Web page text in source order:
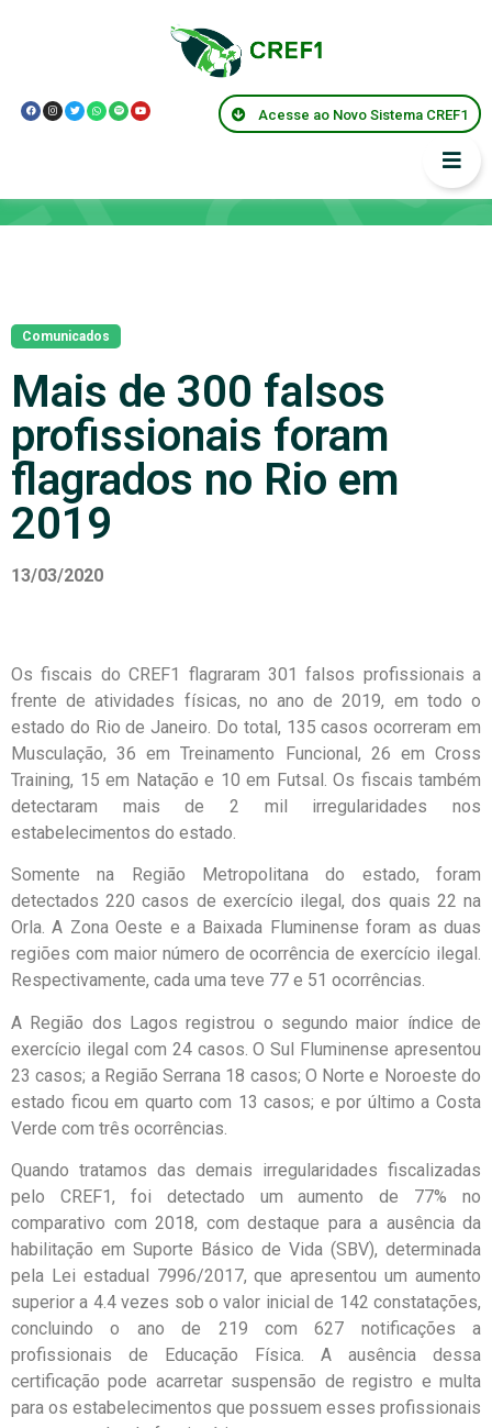
Acesse ao Novo Sistema CREF1
Comunicados
Mais de 300 falsos
profissionais foram
flagrados no Rio em
2019
13/03/2020
Os fiscais do CREF1 flagraram 301 falsos profissionais a
frente de atividades físicas, no ano de 2019, em todo o
estado do Rio de Janeiro. Do total, 135 casos ocorreram em
Musculação, 36 em Treinamento Funcional, 26 em Cross
Training, 15 em Natação e 10 em Futsal. Os fiscais também
detectaram mais de 2 mil irregularidades nos
estabelecimentos do estado.
Somente na Região Metropolitana do estado, foram
detectados 220 casos de exercício ilegal, dos quais 22 na
Orla. A Zona Oeste e a Baixada Fluminense foram as duas
regiões com maior número de ocorrência de exercício ilegal.
Respectivamente, cada uma teve 77 e 51 ocorrências.
A Região dos Lagos registrou o segundo maior índice de
exercício ilegal com 24 casos. O Sul Fluminense apresentou
23 casos; a Região Serrana 18 casos; O Norte e Noroeste do
estado ficou em quarto com 13 casos; e por último a Costa
Verde com três ocorrências.
Quando tratamos das demais irregularidades fiscalizadas
pelo CREF1, foi detectado um aumento de 77% no
comparativo com 2018, com destaque para a ausência da
habilitação em Suporte Básico de Vida (SBV), determinada
pela Lei estadual 7996/2017, que apresentou um aumento
superior a 4.4 vezes sob o valor inicial de 142 constatações,
concluindo o ano de 219 com 627 notificações a
profissionais de Educação Física. A ausência dessa
certificação pode acarretar suspensão de registro e multa
para os estabelecimentos que possuem esses profissionais